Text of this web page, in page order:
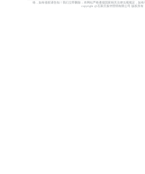
络，如有侵权请告知！我们立即删除；本网站严格遵循国家相关法律法规规定，如有
copyright @石家庄振华照明有限公司 版权所有